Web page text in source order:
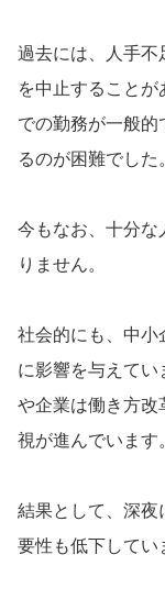
過去には、人手不
を中止することが
での勤務が一般的
るのが困難でした
今もなお、十分な
りません。
社会的にも、中小
に影響を与えてい
や企業は働き方改
視が進んでいます
結果として、深夜
要性も低下してい